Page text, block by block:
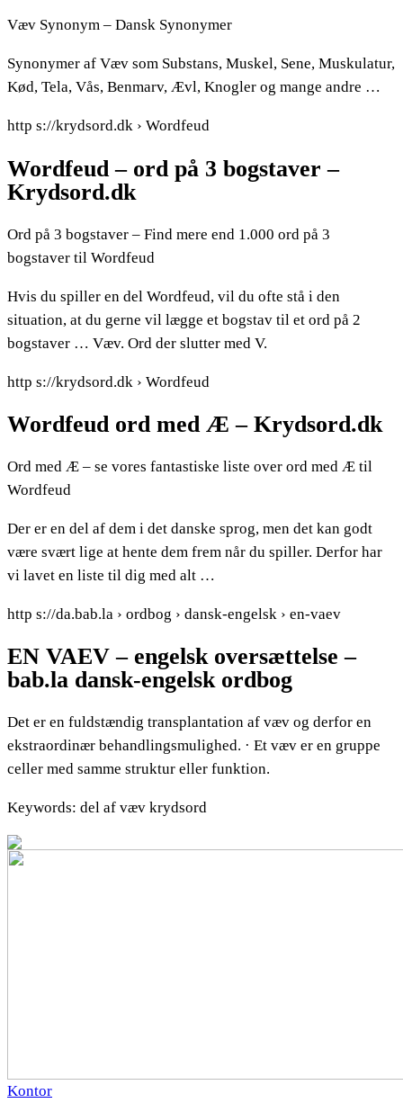
Væv Synonym – Dansk Synonymer
Synonymer af Væv som Substans, Muskel, Sene, Muskulatur,
Kød, Tela, Vås, Benmarv, Ævl, Knogler og mange andre …
http s://krydsord.dk › Wordfeud
Wordfeud – ord på 3 bogstaver –
Krydsord.dk
Ord på 3 bogstaver – Find mere end 1.000 ord på 3
bogstaver til Wordfeud
Hvis du spiller en del Wordfeud, vil du ofte stå i den
situation, at du gerne vil lægge et bogstav til et ord på 2
bogstaver … Væv. Ord der slutter med V.
http s://krydsord.dk › Wordfeud
Wordfeud ord med Æ – Krydsord.dk
Ord med Æ – se vores fantastiske liste over ord med Æ til
Wordfeud
Der er en del af dem i det danske sprog, men det kan godt
være svært lige at hente dem frem når du spiller. Derfor har
vi lavet en liste til dig med alt …
http s://da.bab.la › ordbog › dansk-engelsk › en-vaev
EN VAEV – engelsk oversættelse –
bab.la dansk-engelsk ordbog
Det er en fuldstændig transplantation af væv og derfor en
ekstraordinær behandlingsmulighed. · Et væv er en gruppe
celler med samme struktur eller funktion.
Keywords: del af væv krydsord
Kontor